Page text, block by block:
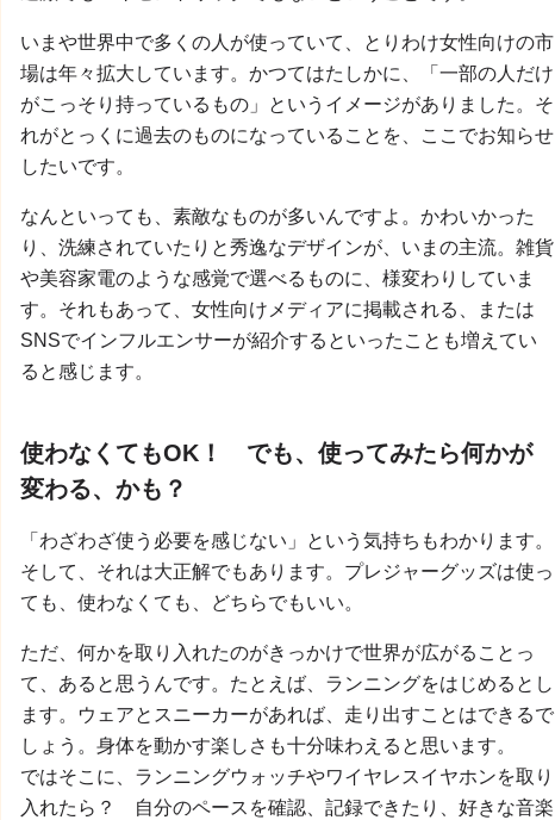
いまや世界中で多くの人が使っていて、とりわけ女性向けの市
場は年々拡大しています。かつてはたしかに、「一部の人だけ
がこっそり持っているもの」というイメージがありました。そ
れがとっくに過去のものになっていることを、ここでお知らせ
したいです。
なんといっても、素敵なものが多いんですよ。かわいかった
り、洗練されていたりと秀逸なデザインが、いまの主流。雑貨
や美容家電のような感覚で選べるものに、様変わりしていま
す。それもあって、女性向けメディアに掲載される、または
SNSでインフルエンサーが紹介するといったことも増えてい
ると感じます。
使わなくてもOK！ でも、使ってみたら何かが
変わる、かも？
「わざわざ使う必要を感じない」という気持ちもわかります。
そして、それは大正解でもあります。プレジャーグッズは使っ
ても、使わなくても、どちらでもいい。
ただ、何かを取り入れたのがきっかけで世界が広がることっ
て、あると思うんです。たとえば、ランニングをはじめるとし
ます。ウェアとスニーカーがあれば、走り出すことはできるで
しょう。身体を動かす楽しさも十分味わえると思います。
ではそこに、ランニングウォッチやワイヤレスイヤホンを取り
入れたら？ 自分のペースを確認、記録できたり、好きな音楽